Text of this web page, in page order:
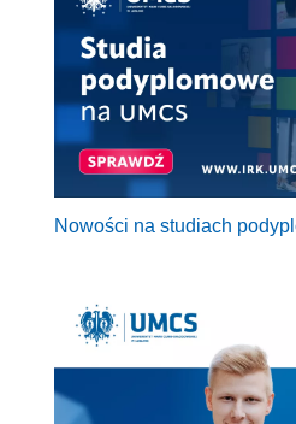
Nowości na studiach